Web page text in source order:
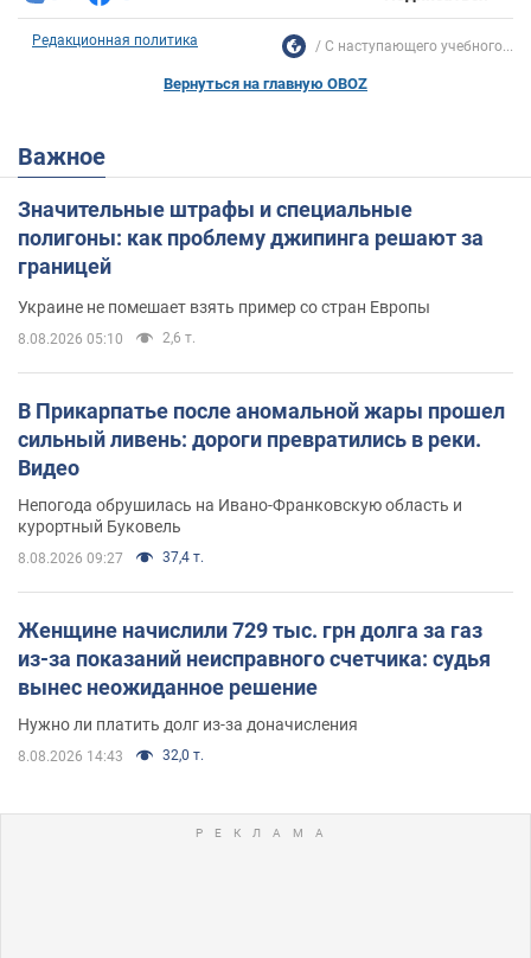
Редакционная политика С наступающего учебного...
Вернуться на главную OBOZ
Важное
Значительные штрафы и специальные
полигоны: как проблему джипинга решают за
границей
Украине не помешает взять пример со стран Европы
8.08.2026 05:10 2,6 т.
В Прикарпатье после аномальной жары прошел
сильный ливень: дороги превратились в реки.
Видео
Непогода обрушилась на Ивано-Франковскую область и
курортный Буковель
8.08.2026 09:27 37,4 т.
Женщине начислили 729 тыс. грн долга за газ
из-за показаний неисправного счетчика: судья
вынес неожиданное решение
Нужно ли платить долг из-за доначисления
8.08.2026 14:43 32,0 т.